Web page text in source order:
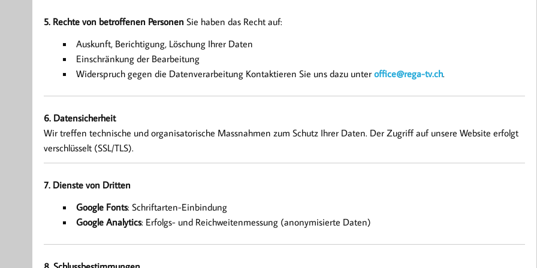
5. Rechte von betroffenen Personen Sie haben das Recht auf:
Auskunft, Berichtigung, Löschung Ihrer Daten
Einschränkung der Bearbeitung
Widerspruch gegen die Datenverarbeitung Kontaktieren Sie uns dazu unter office@rega-tv.ch.
6. Datensicherheit
Wir treffen technische und organisatorische Massnahmen zum Schutz Ihrer Daten. Der Zugriff auf unsere Website erfolgt
verschlüsselt (SSL/TLS).
7. Dienste von Dritten
Google Fonts: Schriftarten-Einbindung
Google Analytics: Erfolgs- und Reichweitenmessung (anonymisierte Daten)